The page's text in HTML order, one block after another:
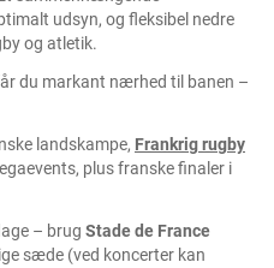
udsyn, og fleksibel nedre
og atletik.
du markant nærhed til banen –
landskampe, Frankrig rugby
plus franske finaler i
– brug Stade de France
sæde (ved koncerter kan